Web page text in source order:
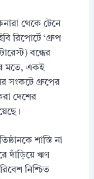
থেকে টেনে
রিপোর্টে ‘গ্রুপ
বন্ধের
মতে, একই
সংকটে গ্রুপের
দেশের
শাস্তি না
দাঁড়িয়ে ঋণ
নিশ্চিত